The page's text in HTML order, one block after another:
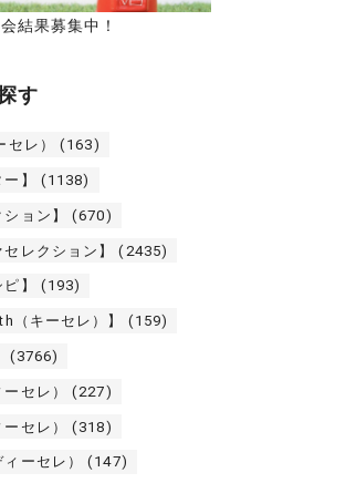
結果募集中！
す
レ） (163)
】 (1138)
ョン】 (670)
セレクション】 (2435)
】 (193)
（キーセレ）】 (159)
(3766)
セレ） (227)
セレ） (318)
ーセレ） (147)